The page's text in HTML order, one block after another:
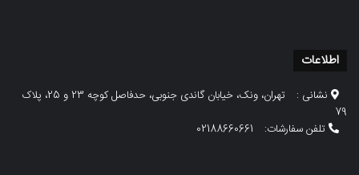
اطلاعات
نشانی :
تهران، ونک، خیابان گاندی جنوبی، حدفاصل کوچه 23 و 25، پلاک
79
تلفن سفارشات:
02188660661